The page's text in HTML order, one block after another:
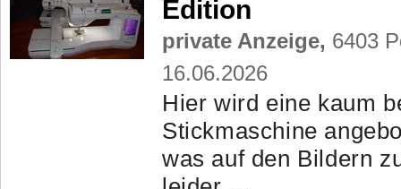
Edition
private Anzeige, 6403
16.06.2026
Hier wird eine kaum
Stickmaschine
was auf den Bildern